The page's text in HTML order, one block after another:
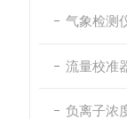
气象检测
流量校准
负离子浓